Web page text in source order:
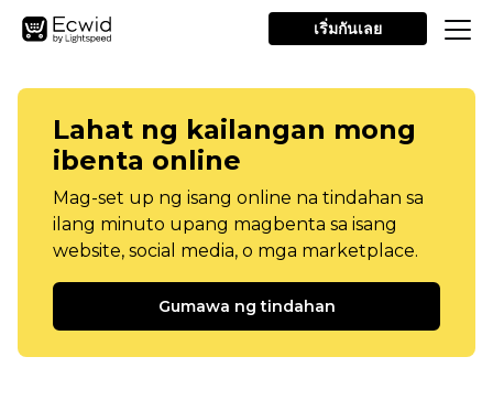
เริ่มกันเลย
Lahat ng kailangan mong
ibenta online
Mag-set up ng isang online na tindahan sa
ilang minuto upang magbenta sa isang
website, social media, o mga marketplace.
Gumawa ng tindahan